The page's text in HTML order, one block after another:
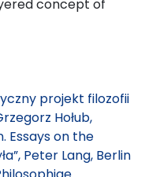
concept of
projekt filozofii
Hołub,
Essays on the
Peter Lang, Berlin